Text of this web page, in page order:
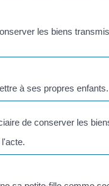
les biens
à ses propres enfants.
de conserver les